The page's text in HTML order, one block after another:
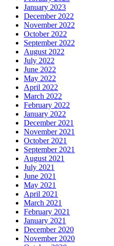
January 2023
December 2022
November 2022
October 2022
September 2022
August 2022
July 2022
June 2022
May 2022
April 2022
March 2022
February 2022
January 2022
December 2021
November 2021
October 2021
September 2021
August 2021
July 2021
June 2021
May 2021
April 2021
March 2021
February 2021
January 2021
December 2020
November 2020